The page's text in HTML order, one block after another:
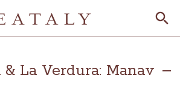
La Verdura: Manav